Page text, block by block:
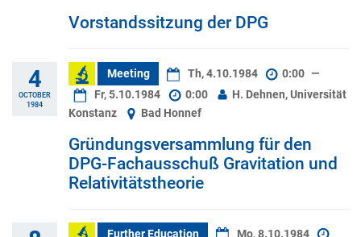
Vorstandssitzung der DPG
4
OCTOBER
1984
Meeting Th, 4.10.1984 0:00 —
Fr, 5.10.1984
0:00
H. Dehnen, Universität
Konstanz
Bad Honnef
Gründungsversammlung für den
DPG-Fachausschuß Gravitation und
Relativitätstheorie
Further Education Mo, 8.10.1984